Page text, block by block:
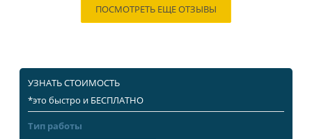
ПОСМОТРЕТЬ ЕЩЕ ОТЗЫВЫ
УЗНАТЬ СТОИМОСТЬ
*это быстро и БЕСПЛАТНО
Тип работы